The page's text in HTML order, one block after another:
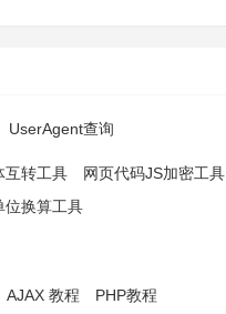
UserAgent查询
互转工具 网页代码JS加密工具
位换算工具
AJAX 教程 PHP教程